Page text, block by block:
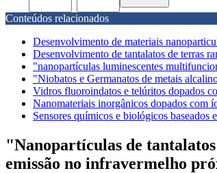
Conteúdos relacionados
Desenvolvimento de materiais
Desenvolvimento de tantalatos de terras
"nanopartículas luminescentes
"Niobatos e Germanatos de metais
Vidros fluoroindatos e telúritos dopados
Nanomateriais inorgânicos dopados com
Sensores químicos e biológicos baseados
"Nanopartículas de
emissão no infravermelho